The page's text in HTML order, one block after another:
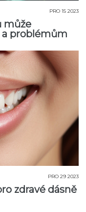
PRO 15 2023
může
problémům
PRO 29 2023
zdravé dásně